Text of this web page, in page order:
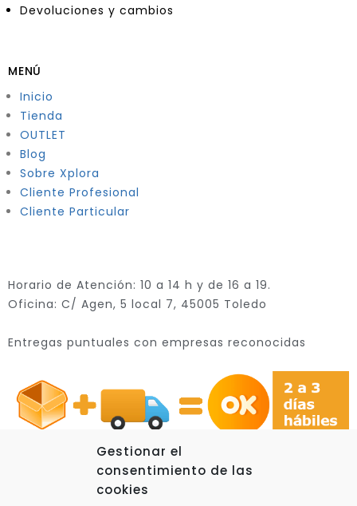
Gestionar el
consentimiento de las
cookies
Devoluciones y cambios
MENÚ
Inicio
Tienda
OUTLET
Blog
Sobre Xplora
Cliente Profesional
Cliente Particular
Horario de Atención: 10 a 14 h y de 16 a 19.
Oficina: C/ Agen, 5 local 7, 45005 Toledo
Entregas puntuales con empresas reconocidas